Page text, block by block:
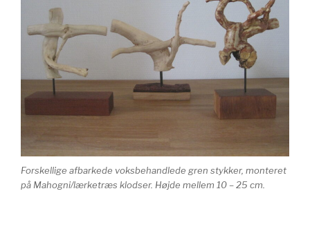
Forskellige afbarkede voksbehandlede gren stykker, monteret
på Mahogni/lærketræs klodser. Højde mellem 10 – 25 cm.